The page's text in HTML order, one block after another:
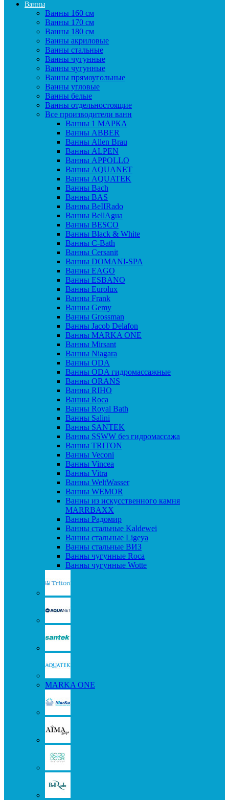
Ванны
Ванны 160 см
Ванны 170 см
Ванны 180 см
Ванны акриловые
Ванны стальные
Ванны чугунные
Ванны чугунные
Ванны прямоугольные
Ванны угловые
Ванны белые
Ванны отдельностоящие
Все производители ванн
Ванны 1 МАРКА
Ванны ABBER
Ванны Allen Brau
Ванны ALPEN
Ванны APPOLLO
Ванны AQUANET
Ванны AQUATEK
Ванны Bach
Ванны BAS
Ванны BeIIRado
Ванны BellAgua
Ванны BESCO
Ванны Black & White
Ванны C-Bath
Ванны Cersanit
Ванны DOMANI-SPA
Ванны EAGO
Ванны ESBANO
Ванны Eurolux
Ванны Frank
Ванны Gemy
Ванны Grossman
Ванны Jacob Delafon
Ванны MARKA ONE
Ванны Mirsant
Ванны Niagara
Ванны ODA
Ванны ODA гидромассажные
Ванны ORANS
Ванны RIHO
Ванны Roca
Ванны Royal Bath
Ванны Salini
Ванны SANTEK
Ванны SSWW без гидромассажа
Ванны TRITON
Ванны Veconi
Ванны Vincea
Ванны Vitra
Ванны WeltWasser
Ванны WEMOR
Ванны из искусственного камня
MARRBAXX
Ванны Радомир
Ванны стальные Kaldewei
Ванны стальные Ligeya
Ванны стальные ВИЗ
Ванны чугунные Roca
Ванны чугунные Wotte
MARKA ONE